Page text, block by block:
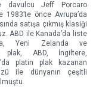
davulcu Jeff Porcaro
1983’te önce Avrupa’da
satışa çıkmış klasiği
ABD ile Kanada’da liste
Yeni Zelanda ve
plak, ABD, İngiltere,
platin plak kazanan
ile dünyanın çeşitli